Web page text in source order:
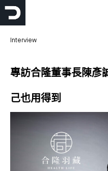
跳
Interview
專訪合隆董事長陳彥
己也用得到